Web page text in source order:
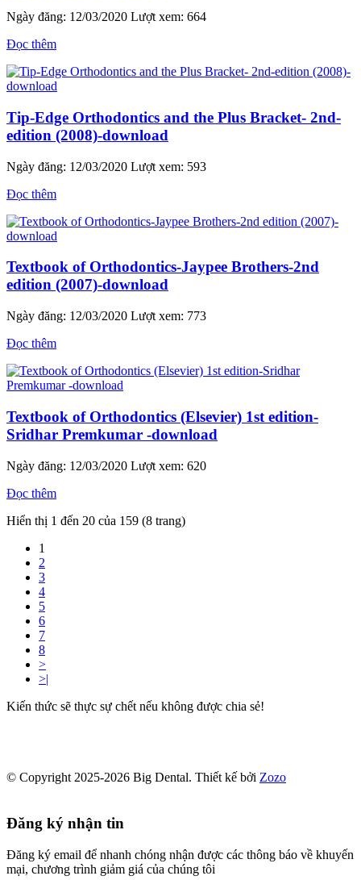
Ngày đăng: 12/03/2020 Lượt xem: 664
Đọc thêm
Tip-Edge Orthodontics and the Plus Bracket- 2nd-
edition (2008)-download
Ngày đăng: 12/03/2020 Lượt xem: 593
Đọc thêm
Textbook of Orthodontics-Jaypee Brothers-2nd
edition (2007)-download
Ngày đăng: 12/03/2020 Lượt xem: 773
Đọc thêm
Textbook of Orthodontics (Elsevier) 1st edition-
Sridhar Premkumar -download
Ngày đăng: 12/03/2020 Lượt xem: 620
Đọc thêm
Hiển thị 1 đến 20 của 159 (8 trang)
1
2
3
4
5
6
7
8
>
>|
Kiến thức sẽ thực sự chết nếu không được chia sẻ!
© Copyright 2025-2026 Big Dental. Thiết kế bởi Zozo
Đăng ký nhận tin
Đăng ký email để nhanh chóng nhận được các thông báo về khuyến
mại, chương trình giảm giá của chúng tôi